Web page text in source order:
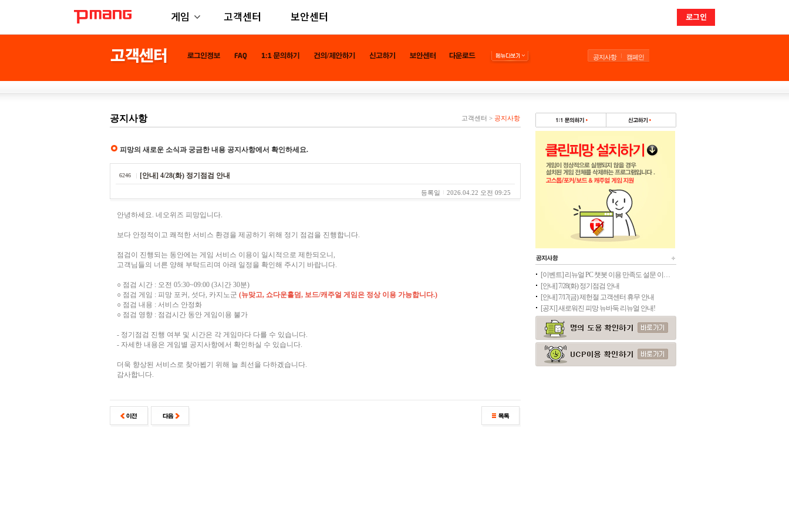
게임 고객센터 보안센터 로그인
공지사항 캠페인
공지사항 고객센터 > 공지사항
피망의 새로운 소식과 궁금한 내용 공지사항에서 확인하세요.
6246 [안내] 4/28(화) 정기점검 안내
등록일 2026.04.22 오전 09:25
안녕하세요. 네오위즈 피망입니다.
보다 안정적이고 쾌적한 서비스 환경을 제공하기 위해 정기 점검을 진행합니다.
점검이 진행되는 동안에는 게임 서비스 이용이 일시적으로 제한되오니,
고객님들의 너른 양해 부탁드리며 아래 일정을 확인해 주시기 바랍니다.
○ 점검 시간 : 오전 05:30~09:00 (3시간 30분)
○ 점검 게임 : 피망 포커, 섯다, 카지노군 (뉴맞고, 쇼다운홀덤, 보드/캐주얼 게임은 정상 이용 가능합니다.)
○ 점검 내용 : 서비스 안정화
○ 점검 영향 : 점검시간 동안 게임이용 불가
- 정기점검 진행 여부 및 시간은 각 게임마다 다를 수 있습니다.
- 자세한 내용은 게임별 공지사항에서 확인하실 수 있습니다.
더욱 향상된 서비스로 찾아뵙기 위해 늘 최선을 다하겠습니다.
감사합니다.
[이벤트] 리뉴얼 PC 챗봇 이용 만족도 설문 이벤트
[안내] 7/28(화) 정기점검 안내
[안내] 7/17(금) 제헌절 고객센터 휴무 안내
[공지] 새로워진 피망 뉴바둑 리뉴얼 안내!